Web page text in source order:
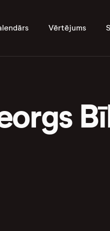
Vērtējums